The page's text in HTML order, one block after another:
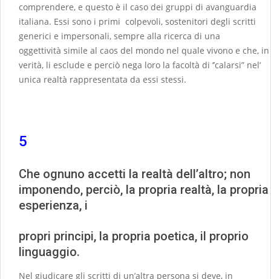
comprendere, e questo è il caso dei gruppi di avanguardia
italiana. Essi sono i primi colpevoli, sostenitori degli scritti
generici e impersonali, sempre alla ricerca di una
oggettività simile al caos del mondo nel quale vivono e che, in
verità, li esclude e perciò nega loro la facoltà di ’’calarsi” nel’
unica realtà rappresentata da essi stessi.
5
Che ognuno accetti la realtà dell’altro; non
imponendo, perciò, la propria realtà, la propria
esperienza, i
propri principi, la propria poetica, il proprio
linguaggio.
Nel giudicare gli scritti di un’altra persona si deve, in